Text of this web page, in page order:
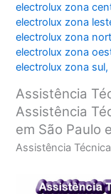
electrolux zona
electrolux zona
electrolux zona
electrolux zona
electrolux zona sul,
Assistência
Assistência
em São Paulo
Assistência